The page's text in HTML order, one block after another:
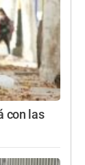
con las